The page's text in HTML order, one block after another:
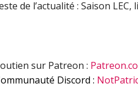
de l’actualité : Saison
sur Patreon :
Discord :